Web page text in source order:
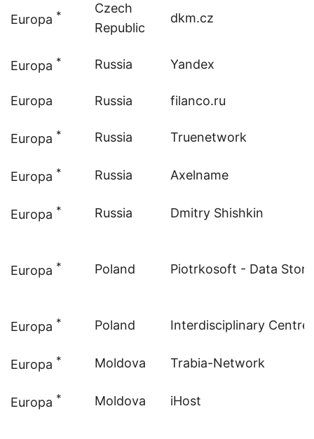
Europa *
Czech
Republic
dkm.cz
Europa * Russia Yandex
Europa Russia filanco.ru
Europa * Russia Truenetwork
Europa * Russia Axelname
Europa * Russia Dmitry Shishkin
Europa * Poland Piotrkosoft - Data
Europa * Poland Interdisciplinary
Europa * Moldova Trabia-Network
Europa * Moldova iHost